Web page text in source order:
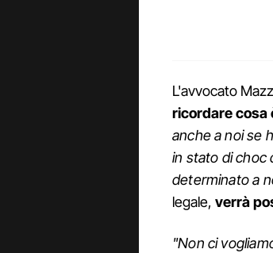
L'avvocato
ricordare cosa
anche a noi se
in stato di choc
determinato a
legale, verrà
"Non ci